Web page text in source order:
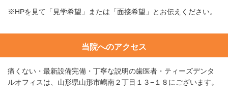
※HPを見て「見学希望」または「面接希望」とお伝えください。
当院へのアクセス
痛くない・最新設備完備・丁寧な説明の歯医者・ティーズデンタ
ルオフィスは、山形県山形市嶋南２丁目１３−１８にございます。